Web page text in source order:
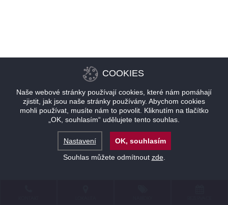
COOKIES
Naše webové stránky používají cookies, které nám pomáhají
zjistit, jak jsou naše stránky používány. Abychom cookies
mohli používat, musíte nám to povolit. Kliknutím na tlačítko
„OK, souhlasím“ udělujete tento souhlas.
Nastavení
OK, souhlasím
Souhlas můžete odmítnout zde.